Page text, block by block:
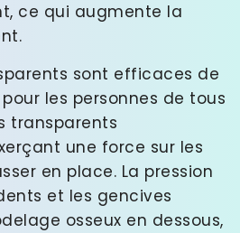
ce qui augmente la
sont efficaces de
les personnes de tous
transparents
une force sur les
en place. La pression
et les gencives
osseux en dessous,